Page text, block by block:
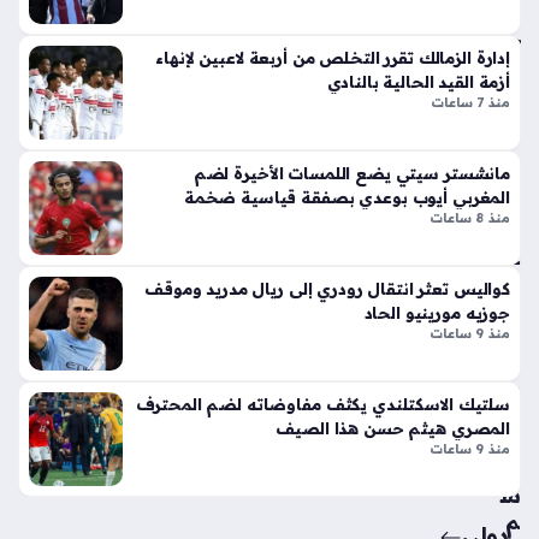
ق
أيق
ونت
الج
دي
دة
ذا
ت
الإث
ني
أس
طو
انة
قل
الح
ي
منذ
سا
ن
الز
عا
ق
يح
دد
عد
دخ
ول
س
م
إدارة الزمالك تقرر التخلص من أربعة لاعبين لإنهاء
أزمة القيد الحالية بالنادي
منذ 7 ساعات
مانشستر سيتي يضع اللمسات الأخيرة لضم
المغربي أيوب بوعدي بصفقة قياسية ضخمة
منذ 8 ساعات
كواليس تعثر انتقال رودري إلى ريال مدريد وموقف
جوزيه مورينيو الحاد
منذ 9 ساعات
سلتيك الاسكتلندي يكثف مفاوضاته لضم المحترف
المصري هيثم حسن هذا الصيف
منذ 9 ساعات